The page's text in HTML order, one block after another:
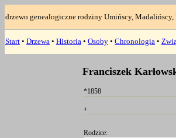
drzewo genealogiczne rodziny Umińscy,
Start • Drzewa • Historia • Osoby • Chronologia •
Franciszek
*1858
+
Rodzice: